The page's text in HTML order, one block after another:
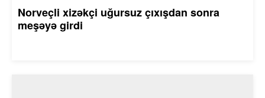
Norveçli xizəkçi uğursuz çıxışdan sonra
meşəyə girdi